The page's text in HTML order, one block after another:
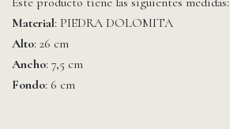
Material: PIEDRA DOLOMITA
Alto: 26 cm
Ancho: 7,5 cm
Fondo: 6 cm